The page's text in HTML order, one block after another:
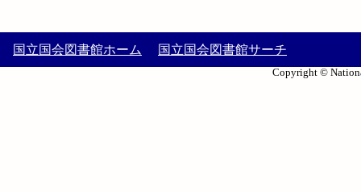
国立国会図書館ホーム 国立国会図書館サーチ
Copyright ©